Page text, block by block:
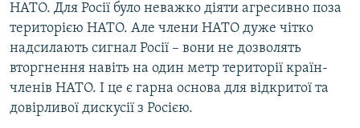
НАТО. Для Росії було неважко діяти агресивно поза
територією НАТО. Але члени НАТО дуже чітко
надсилають сигнал Росії – вони не дозволять
вторгнення навіть на один метр території країн-
членів НАТО. І це є гарна основа для відкритої та
довірливої дискусії з Росією.